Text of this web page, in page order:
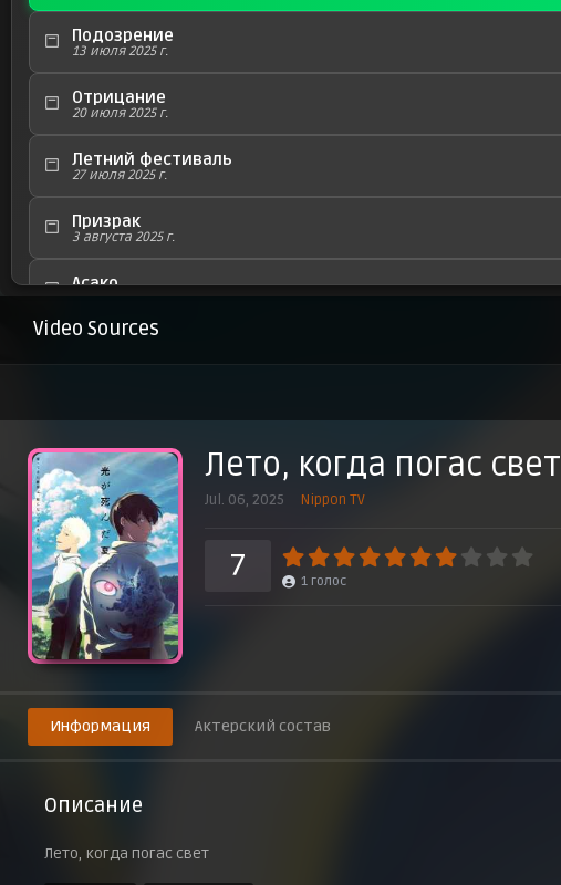
Подозрение
13 июля 2025 г.
Отрицание
20 июля 2025 г.
Летний фестиваль
27 июля 2025 г.
Призрак
3 августа 2025 г.
Асако
24 августа 2025 г.
Эпизод 9
7 сентября 2025 г.
Истина
14 сентября 2025 г.
Грех Индо
21 сентября 2025 г.
Его место
Video Sources
Лето, когда погас свет
Jul. 06, 2025 Nippon TV
7 1 голос
Информация Актерский состав
Описание
Лето, когда погас свет